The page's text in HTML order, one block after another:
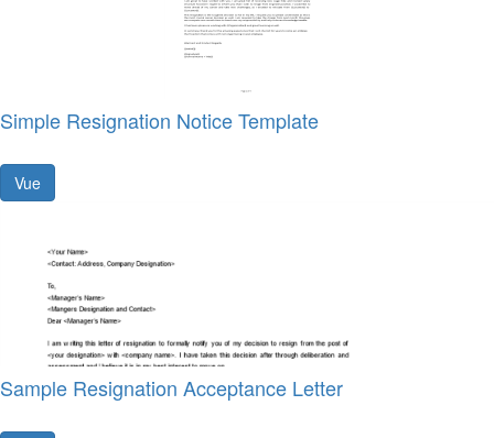
Simple Resignation Notice Template
Vue
Sample Resignation Acceptance Letter